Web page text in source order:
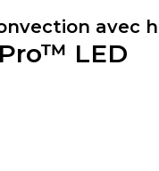
avec
LED